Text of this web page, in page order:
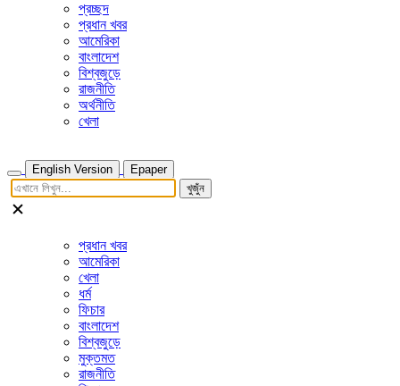
প্রচ্ছদ
প্রধান খবর
আমেরিকা
বাংলাদেশ
বিশ্বজুড়ে
রাজনীতি
অর্থনীতি
খেলা
English Version
Epaper
খুজুঁন
প্রধান খবর
আমেরিকা
খেলা
ধর্ম
ফিচার
বাংলাদেশ
বিশ্বজুড়ে
মুক্তমত
রাজনীতি